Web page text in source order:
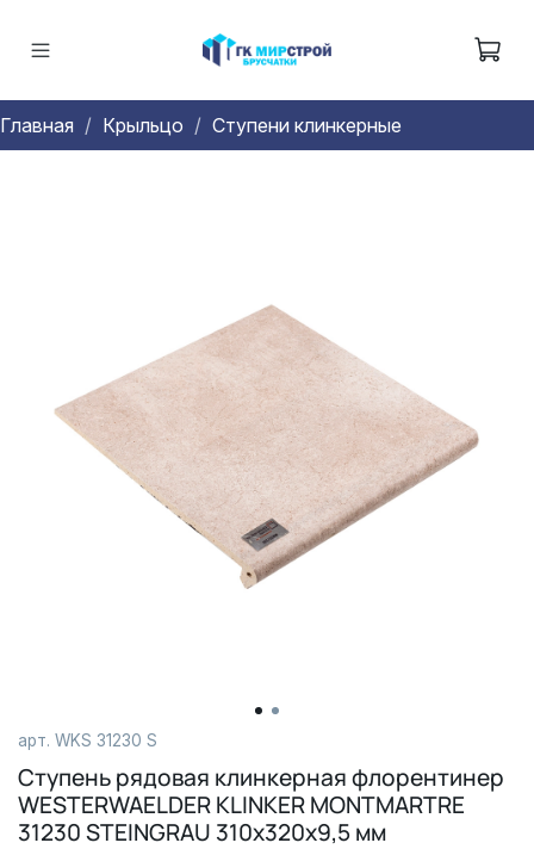
Главная Крыльцо Ступени клинкерные
арт. WKS 31230 S
Ступень рядовая клинкерная флорентинер
WESTERWAELDER KLINKER MONTMARTRE
31230 STEINGRAU 310х320х9,5 мм